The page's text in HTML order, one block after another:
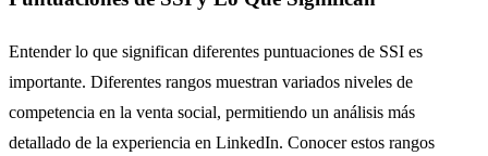
Entender lo que significan diferentes puntuaciones de SSI es
importante. Diferentes rangos muestran variados niveles de
competencia en la venta social, permitiendo un análisis más
detallado de la experiencia en LinkedIn. Conocer estos rangos